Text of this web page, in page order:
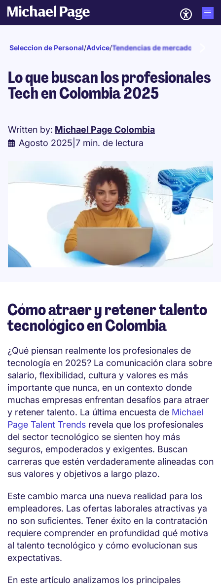
Seleccion de Personal/Advice/Tendencias de mercado
Lo que buscan los profesionales
Tech en Colombia 2025
Written by: Michael Page Colombia
Agosto 2025 7 min. de lectura
Cómo atraer y retener talento
tecnológico en Colombia
¿Qué piensan realmente los profesionales de
tecnología en 2025? La comunicación clara sobre
salario, flexibilidad, cultura y valores es más
importante que nunca, en un contexto donde
muchas empresas enfrentan desafíos para atraer
y retener talento. La última encuesta de Michael
Page Talent Trends revela que los profesionales
del sector tecnológico se sienten hoy más
seguros, empoderados y exigentes. Buscan
carreras que estén verdaderamente alineadas con
sus valores y objetivos a largo plazo.
Este cambio marca una nueva realidad para los
empleadores. Las ofertas laborales atractivas ya
no son suficientes. Tener éxito en la contratación
requiere comprender en profundidad qué motiva
al talento tecnológico y cómo evolucionan sus
expectativas.
En este artículo analizamos los principales